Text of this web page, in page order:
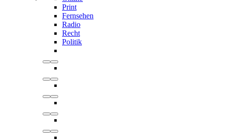
Print
Fernsehen
Radio
Recht
Politik